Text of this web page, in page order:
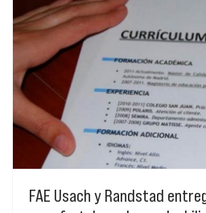
FAE Usach y Randstad